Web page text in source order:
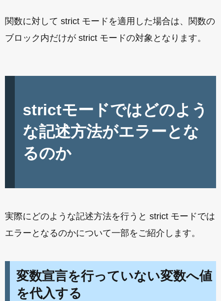
関数に対して strict モードを適用した場合は、関数の
ブロック内だけが strict モードの対象となります。
strictモードではどのよう
な記述方法がエラーとな
るのか
実際にどのような記述方法を行うと strict モードでは
エラーとなるのかについて一部をご紹介します。
変数宣言を行っていない変数へ値
を代入する